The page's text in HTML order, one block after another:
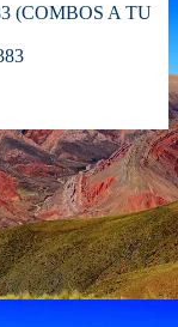
(COMBOS A TU